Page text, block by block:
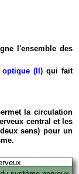
l'ensemble des
optique (II) qui fait
la circulation
central et les
sens) pour un